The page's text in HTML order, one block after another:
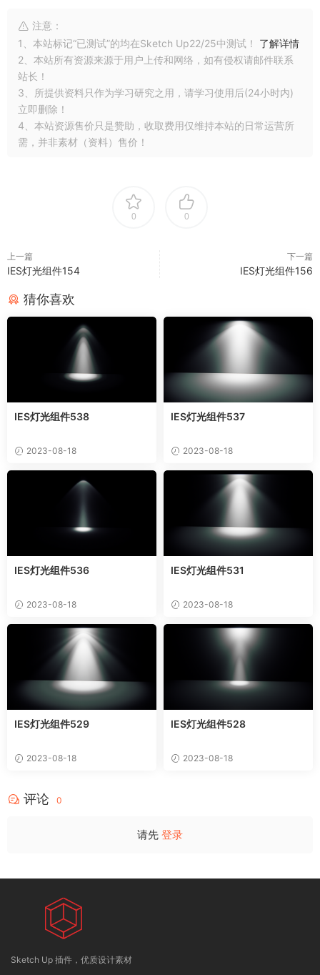
注意：
1、本站标记“已测试”的均在Sketch Up22/25中测试！ 了解详情
2、本站所有资源来源于用户上传和网络，如有侵权请邮件联系
站长！
3、所提供资料只作为学习研究之用，请学习使用后(24小时内)
立即删除！
4、本站资源售价只是赞助，收取费用仅维持本站的日常运营所
需，并非素材（资料）售价！
0 0
上一篇
IES灯光组件154
下一篇
IES灯光组件156
猜你喜欢
IES灯光组件538
2023-08-18
IES灯光组件537
2023-08-18
IES灯光组件536
2023-08-18
IES灯光组件531
2023-08-18
IES灯光组件529
2023-08-18
IES灯光组件528
2023-08-18
评论 0
请先 登录
Sketch Up 插件，优质设计素材